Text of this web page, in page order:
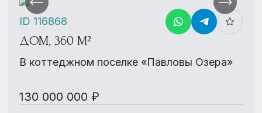
ДОМ, 360 М²
В коттеджном поселке «Павловы Озера»
130 000 000 ₽
ID 116868